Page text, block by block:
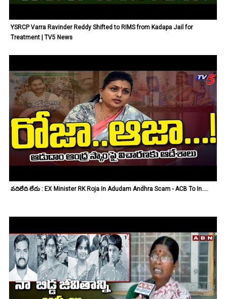
YSRCP Varra Ravinder Reddy Shifted to RIMS from Kadapa Jail for
Treatment | TV5 News
వదిలేది లేదు : EX Minister RK Roja In Adudam Andhra Scam - ACB To In....